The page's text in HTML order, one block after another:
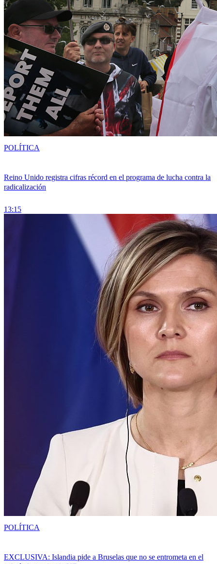
Reino Unido registra cifras récord en el programa de lucha contra la
radicalización
13:15
POLÍTICA
EXCLUSIVA: Islandia pide a Bruselas que no se entrometa en el
POLÍTICA